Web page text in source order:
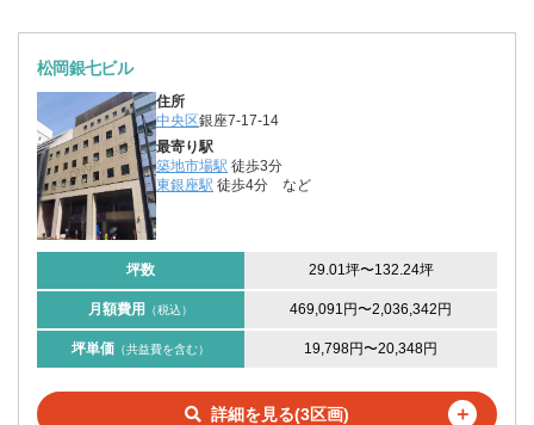
松岡銀七ビル
住所
中央区銀座7-17-14
最寄り駅
築地市場駅 徒歩3分
東銀座駅 徒歩4分 など
坪数 29.01坪〜132.24坪
月額費用 （税込） 469,091円〜2,036,342円
坪単価 （共益費を含む） 19,798円〜20,348円
詳細を見る(3区画) ＋